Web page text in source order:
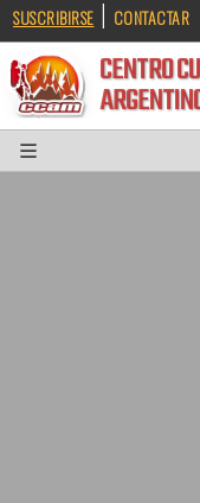
SUSCRIBIRSE | CONTACTAR